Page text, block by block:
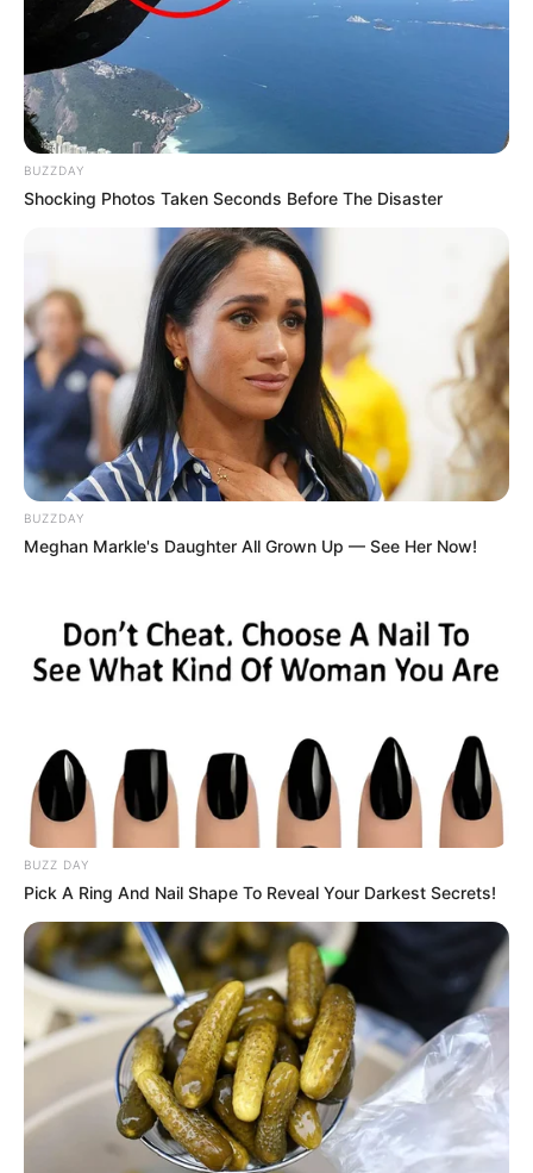
BUZZDAY
Shocking Photos Taken Seconds Before The Disaster
BUZZDAY
Meghan Markle's Daughter All Grown Up — See Her Now!
BUZZ DAY
Pick A Ring And Nail Shape To Reveal Your Darkest Secrets!